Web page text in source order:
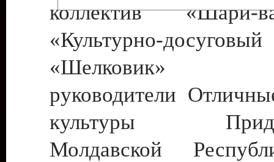
коллектив
«Культурно-
«Шелковик»
руководители
культуры
Молдавской